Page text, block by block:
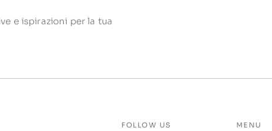
e ispirazioni per la tua
FOLLOW US MENU